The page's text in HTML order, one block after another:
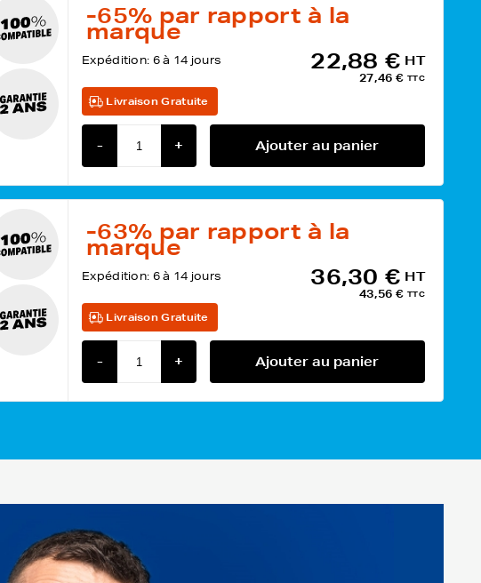
-65% par rapport à la
marque
Expédition: 6 à 14 jours 22,88 € HT
27,46 € TTC
Livraison Gratuite
- + Ajouter au panier
-63% par rapport à la
marque
Expédition: 6 à 14 jours 36,30 € HT
43,56 € TTC
Livraison Gratuite
- + Ajouter au panier